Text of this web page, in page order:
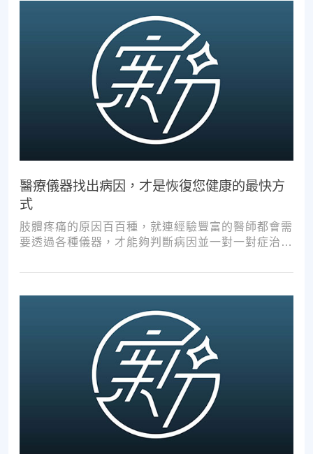
醫療儀器找出病因，才是恢復您健康的最快方
式
肢體疼痛的原因百百種，就連經驗豐富的醫師都會需
要透過各種儀器，才能夠判斷病因並一對一對症治
次推拿、按摩，都難以讓您徹底擺脫不適。